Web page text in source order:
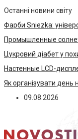
Останні новини світу
Фарби Sniezka:
Промышленные
Цукровий діабет у
Настенные LCD-
Як організувати день
09.08.2026